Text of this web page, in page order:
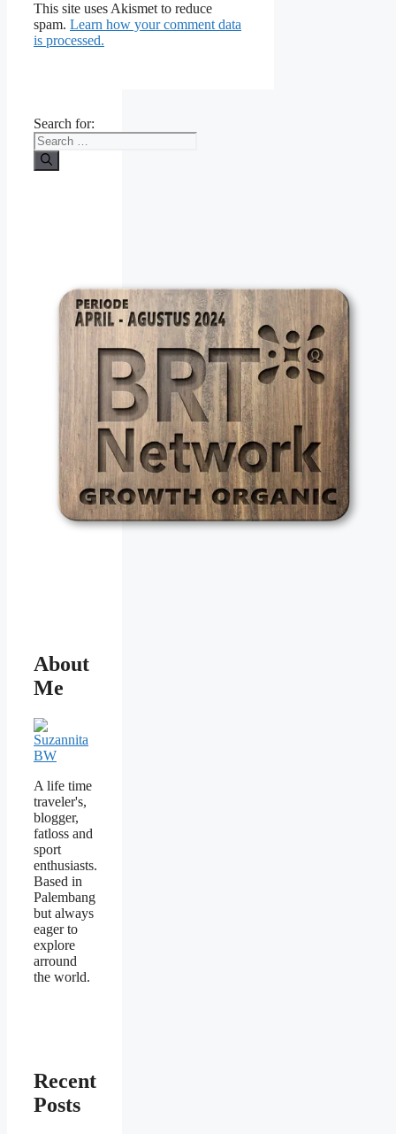
This site uses Akismet to reduce
spam. Learn how your comment data
is processed.
Search for:
About
Me
A life time
traveler's,
blogger,
fatloss and
sport
enthusiasts.
Based in
Palembang
but always
eager to
explore
arround
the world.
Recent
Posts